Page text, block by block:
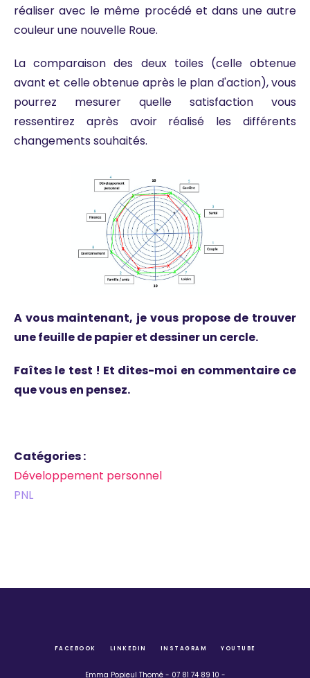
réaliser avec le même procédé et dans une autre
couleur une nouvelle Roue.
La comparaison des deux toiles (celle obtenue
avant et celle obtenue après le plan d'action), vous
pourrez mesurer quelle satisfaction vous
ressentirez après avoir réalisé les différents
changements souhaités.
A vous maintenant, je vous propose de trouver
une feuille de papier et dessiner un cercle.
Faîtes le test ! Et dites-moi en commentaire ce
que vous en pensez.
Catégories :
Développement personnel
PNL
FACEBOOK LINKEDIN INSTAGRAM YOUTUBE
Emma Popieul Thomé - 07 81 74 89 10 -